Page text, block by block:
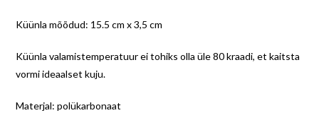
Küünla mõõdud: 15.5 cm x 3,5 cm
Küünla valamistemperatuur ei tohiks olla üle 80 kraadi, et kaitsta
vormi ideaalset kuju.
Materjal: polükarbonaat